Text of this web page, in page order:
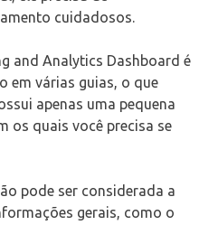
cuidadosos.
and Analytics Dashboard é
em várias guias, o que
apenas uma pequena
os quais você precisa se
pode ser considerada a
gerais, como o